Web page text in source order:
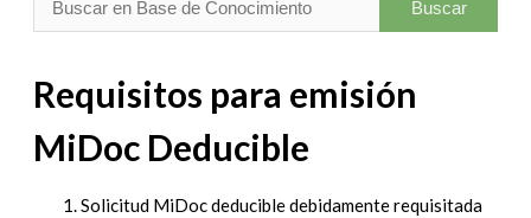
Requisitos para emisión
MiDoc Deducible
Solicitud MiDoc deducible debidamente requisitada